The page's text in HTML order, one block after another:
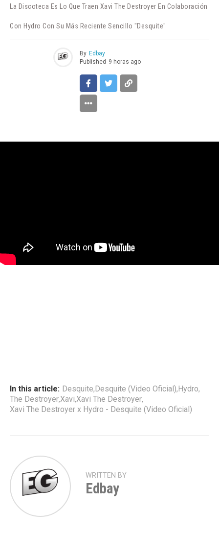
La Discoteca Es Lo Que Traen Xavi The Destroyer En Colaboración
Con Hydro Con Su Más Reciente Sencillo "Desquite"
By Edbay
Published 9 horas ago
In this article: Desquite,Desquite (Video Oficial),Hydro,
The Destroyer,Xavi,Xavi The Destroyer,
Xavi The Destroyer x Hydro - Desquite (Video Oficial)
WRITTEN BY
Edbay